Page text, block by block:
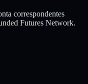
correspondentes
Futures Network.